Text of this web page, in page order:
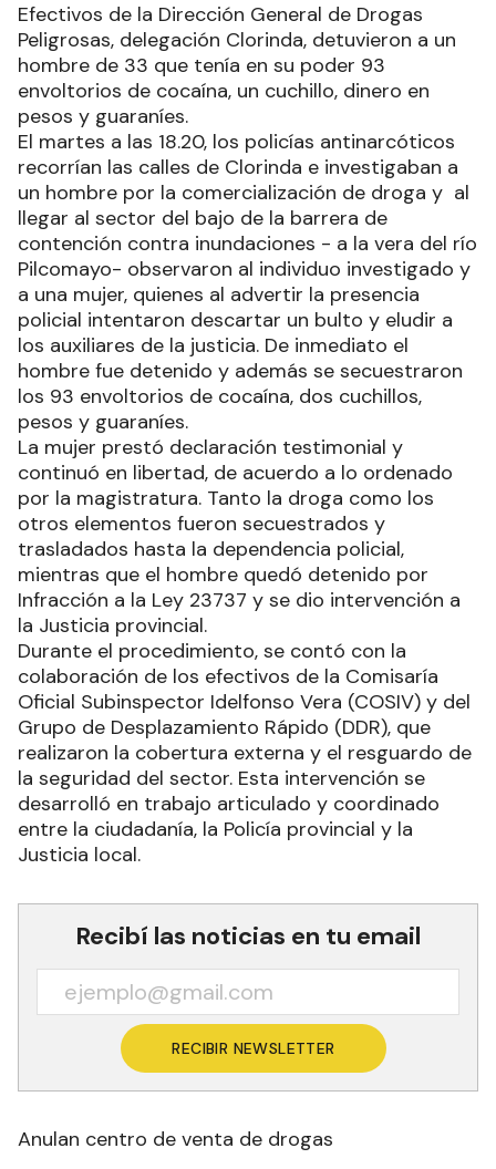
Efectivos de la Dirección General de Drogas
Peligrosas, delegación Clorinda, detuvieron a un
hombre de 33 que tenía en su poder 93
envoltorios de cocaína, un cuchillo, dinero en
pesos y guaraníes.
El martes a las 18.20, los policías antinarcóticos
recorrían las calles de Clorinda e investigaban a
un hombre por la comercialización de droga y al
llegar al sector del bajo de la barrera de
contención contra inundaciones - a la vera del río
Pilcomayo- observaron al individuo investigado y
a una mujer, quienes al advertir la presencia
policial intentaron descartar un bulto y eludir a
los auxiliares de la justicia. De inmediato el
hombre fue detenido y además se secuestraron
los 93 envoltorios de cocaína, dos cuchillos,
pesos y guaraníes.
La mujer prestó declaración testimonial y
continuó en libertad, de acuerdo a lo ordenado
por la magistratura. Tanto la droga como los
otros elementos fueron secuestrados y
trasladados hasta la dependencia policial,
mientras que el hombre quedó detenido por
Infracción a la Ley 23737 y se dio intervención a
la Justicia provincial.
Durante el procedimiento, se contó con la
colaboración de los efectivos de la Comisaría
Oficial Subinspector Idelfonso Vera (COSIV) y del
Grupo de Desplazamiento Rápido (DDR), que
realizaron la cobertura externa y el resguardo de
la seguridad del sector. Esta intervención se
desarrolló en trabajo articulado y coordinado
entre la ciudadanía, la Policía provincial y la
Justicia local.
Recibí las noticias en tu email
RECIBIR NEWSLETTER
Anulan centro de venta de drogas